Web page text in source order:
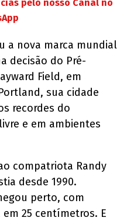
pelo nosso Canal no
a nova marca mundial
decisão do Pré-
Field, em
sua cidade
recordes do
e em ambientes
compatriota Randy
desde 1990.
perto, com
em 25 centímetros. E